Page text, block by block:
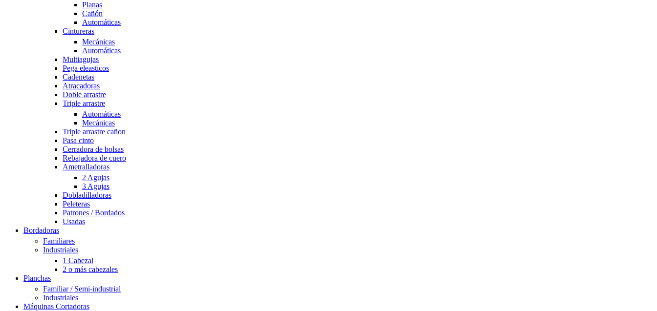
Planas
Cañón
Automáticas
Cintureras
Mecánicas
Automáticas
Multiagujas
Pega eleasticos
Cadenetas
Atracadoras
Doble arrastre
Triple arrastre
Automáticas
Mecánicas
Triple arrastre cañon
Pasa cinto
Cerradora de bolsas
Rebajadora de cuero
Ametralladoras
2 Agujas
3 Agujas
Dobladilladoras
Peleteras
Patrones / Bordados
Usadas
Bordadoras
Familiares
Industriales
1 Cabezal
2 o más cabezales
Planchas
Familiar / Semi-industrial
Industriales
Máquinas Cortadoras